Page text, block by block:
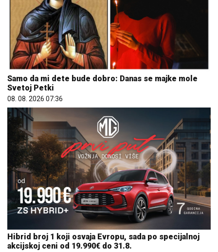
Samo da mi dete bude dobro: Danas se majke mole
Svetoj Petki
08. 08. 2026 07:36
Hibrid broj 1 koji osvaja Evropu, sada po specijalnoj
akcijskoj ceni od 19.990€ do 31.8.